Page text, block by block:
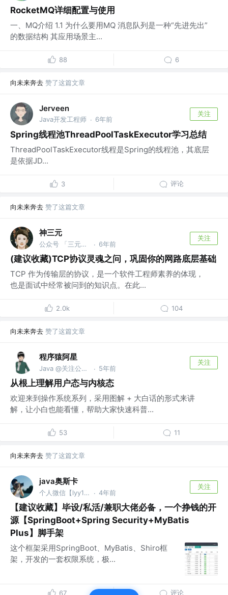
RocketMQ详细配置与使用
一、MQ介绍 1.1 为什么要用MQ 消息队列是一种“先进先出”
的数据结构 其应用场景主...
88 6
向未来奔去 赞了这篇文章
Jerveen
Java开发工程师 · 6年前
关注
Spring线程池ThreadPoolTaskExecutor学习总结
ThreadPoolTaskExecutor线程是Spring的线程池，其底层
是依据JD...
3 评论
向未来奔去 赞了这篇文章
神三元
公众号 「三元同学」 @字节跳动 · 6年前
关注
(建议收藏)TCP协议灵魂之问，巩固你的网路底层基础
TCP 作为传输层的协议，是一个软件工程师素养的体现，
也是面试中经常被问到的知识点。在此...
2.0k 104
向未来奔去 赞了这篇文章
程序猿阿星
Java @关注公众号 : 「程序猿阿星」 · 5年前
关注
从根上理解用户态与内核态
欢迎来到操作系统系列，采用图解 + 大白话的形式来讲
解，让小白也能看懂，帮助大家快速科普...
53 11
向未来奔去 赞了这篇文章
java奥斯卡
个人微信【lyy13219015380】 @保密 · 4年前
关注
【建议收藏】毕设/私活/兼职大佬必备，一个挣钱的开
源【SpringBoot+Spring Security+MyBatis
Plus】脚手架
这个框架采用SpringBoot、MyBatis、Shiro框
架，开发的一套权限系统，极...
67 评论